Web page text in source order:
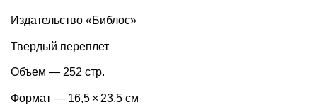
Издательство «Библос»
Твердый переплет
Объем — 252 стр.
Формат — 16,5 × 23,5 см